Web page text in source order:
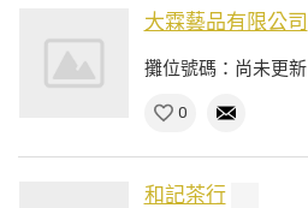
大霖藝品有限公司
攤位號碼：尚未更新
0
和記茶行